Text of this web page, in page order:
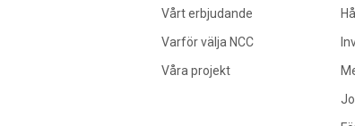
Vårt erbjudande
Varför välja NCC
Våra projekt